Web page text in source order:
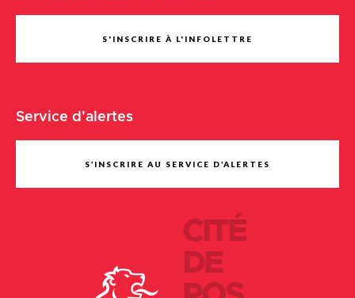
CITÉ
DE
S'INSCRIRE À L'INFOLETTRE
Service d'alertes
S’INSCRIRE AU SERVICE D’ALERTES